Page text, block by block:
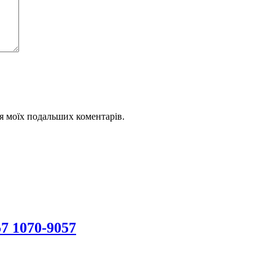
моїх подальших коментарів.
1070-9057